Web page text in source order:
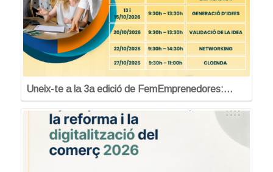
Uneix-te a la 3a edició de FemEmprenedores:…